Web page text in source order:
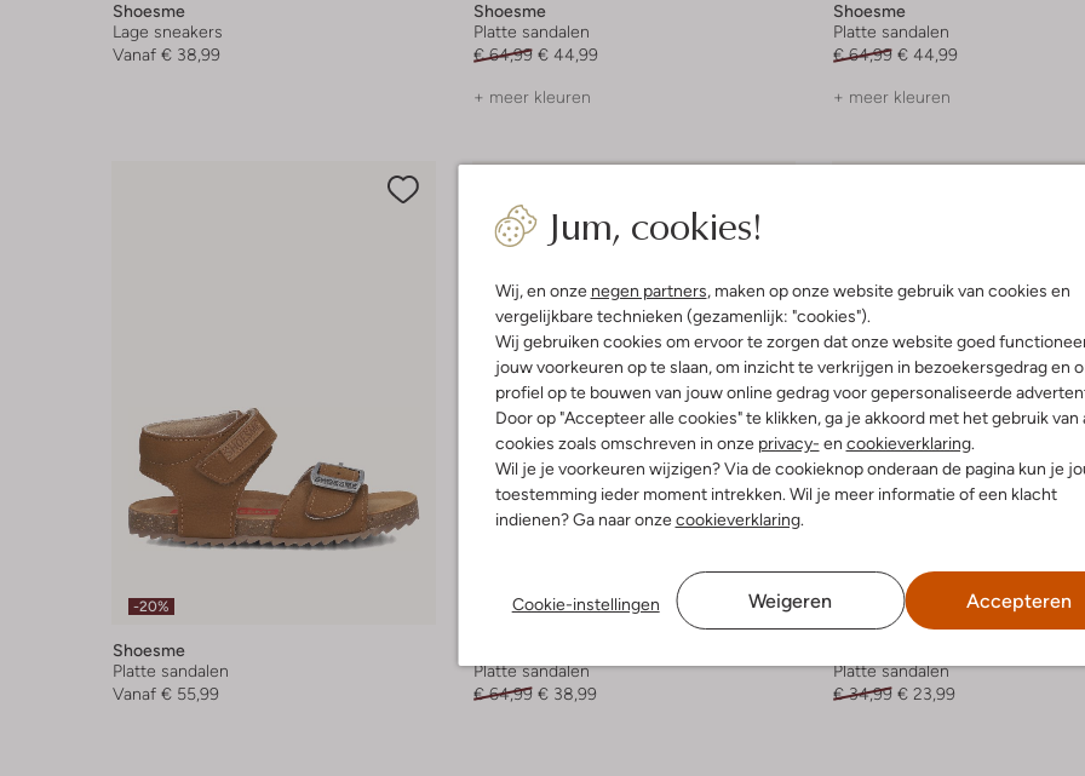
Jum, cookies!
Wij, en onze negen partners, maken op onze website gebruik van cookies en
vergelijkbare technieken (gezamenlijk: "cookies").
Wij gebruiken cookies om ervoor te zorgen dat onze website goed
jouw voorkeuren op te slaan, om inzicht te verkrijgen in bezoekersgedrag en
profiel op te bouwen van jouw online gedrag voor gepersonaliseerde
Door op "Accepteer alle cookies" te klikken, ga je akkoord met het gebruik van
cookies zoals omschreven in onze privacy- en cookieverklaring.
Wil je je voorkeuren wijzigen? Via de cookieknop onderaan de pagina kun je
toestemming ieder moment intrekken. Wil je meer informatie of een klacht
indienen? Ga naar onzecookieverklaring.
Cookie-instellingen Weigeren Accepteren
Shoesme
Lage sneakers
Vanaf € 38,99
Shoesme
Platte sandalen
€ 64,99 € 44,99
+ meer kleuren
Shoesme
Platte sandalen
€ 64,99 € 44,99
+ meer kleuren
-20%
Shoesme
Platte sandalen
Vanaf € 55,99
-40%
Platte sandalen
€ 64,99 € 38,99
Laatste maten
Platte sandalen
€ 34,99 € 23,99